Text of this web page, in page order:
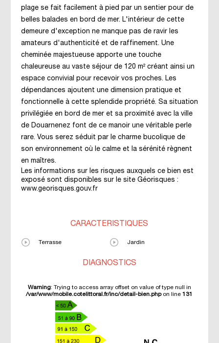
plage se fait facilement à pied par un sentier pour de
belles balades en bord de mer. L'intérieur de cette
demeure d'exception ne manque pas de ravir les
amateurs d'authenticité et de raffinement. Une
cheminée majestueuse apporte une touche
chaleureuse au vaste séjour de 120 m² créant ainsi un
espace convivial pour recevoir vos proches. Les
dépendances ajoutent une dimension pratique et
fonctionnelle à cette splendide propriété. Sa situation
privilégiée en bord de mer et sa proximité avec la ville
de Douarnenez font de ce manoir une véritable perle
rare. Vous serez séduit par le charme bucolique de
son environnement où le calme et la sérénité règnent
en maîtres.
Les informations sur les risques auxquels ce bien est
exposé sont disponibles sur le site Géorisques :
www.georisques.gouv.fr
CARACTÉRISTIQUES
Terrasse Jardin
DIAGNOSTICS
Warning: Trying to access array offset on value of type null in
/var/www/mobile.cotelittoral.fr/inc/detail-bien.phpon line131